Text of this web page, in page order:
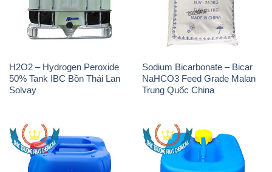
H2O2 – Hydrogen Peroxide
50% Tank IBC Bồn Thái Lan
Solvay
Sodium Bicarbonate – Bicar
NaHCO3 Feed Grade Malan
Trung Quốc China